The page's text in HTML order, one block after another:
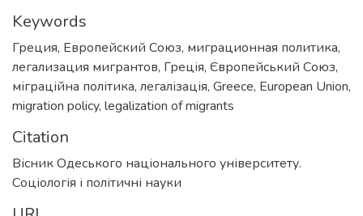
Keywords
Греция, Европейский Союз, миграционная политика,
легализация мигрантов, Греція, Європейський Союз,
міграційна політика, легалізація, Greece, European Union,
migration policy, legalization of migrants
Citation
Вісник Одеського національного університету.
Соціологія і політичні науки